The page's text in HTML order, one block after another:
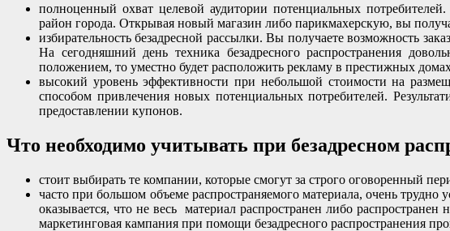
полноценный охват целевой аудитории потенциальных
район города. Открывая новый магазин либо парикмахерскую, вы
избирательность безадресной рассылки. Вы получаете возможность
На сегодняшний день техника безадресного распространения
положением, то уместно будет расположить рекламу в престижных
высокий уровень эффективности при небольшой стоимости на
способом привлечения новых потенциальных потребителей.
предоставлении купонов.
Что необходимо учитывать при безадресном
стоит выбирать те компании, которые смогут за строго оговоренный
часто при большом объеме распространяемого материала, очень
оказывается, что не весь материал распространен либо
маркетинговая кампания при помощи безадресного распространения